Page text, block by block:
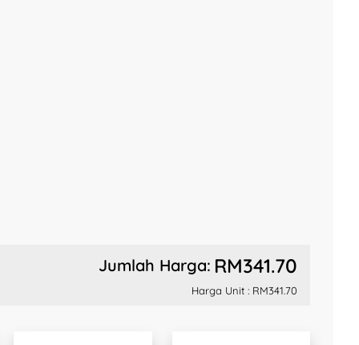
Jumlah Harga: RM341.70
Harga Unit : RM341.70